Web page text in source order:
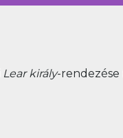
Lear király-rendezése